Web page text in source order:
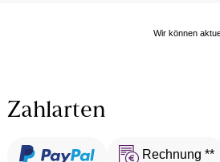
Wir können
Zahlarten
Rechnung **